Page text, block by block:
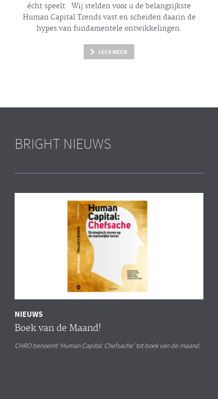
écht speelt. Wij stelden voor u de belangrijkste
Human Capital Trends vast en scheiden daarin de
hypesvan fundamentele ontwikkelingen.
LEES MEER
BRIGHT NIEUWS
NIEUWS
Boek van de Maand!
CHRO benoemt ‘Human Capital: Chefsache’ tot boek van de maand.